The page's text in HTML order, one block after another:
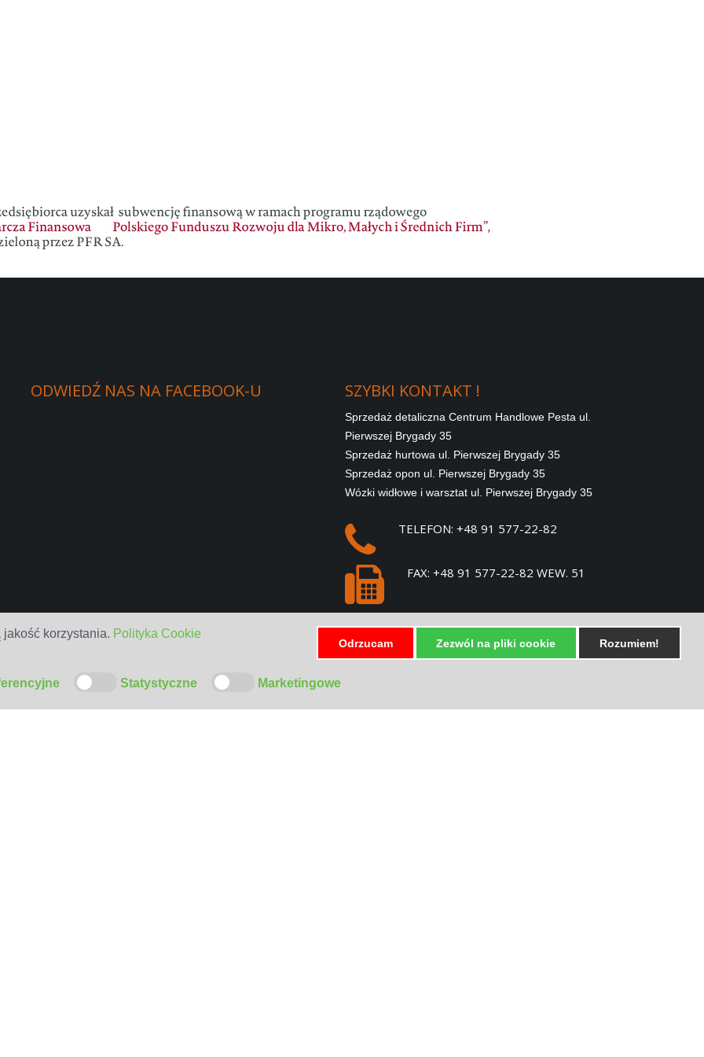
korzystania. Polityka Cookie
Odrzucam Zezwól na pliki cookie Rozumiem!
Statystyczne Marketingowe
ODWIEDŹ NAS NA FACEBOOK-U SZYBKI KONTAKT !
Sprzedaż detaliczna Centrum Handlowe Pesta ul.
Pierwszej Brygady 35
Sprzedaż hurtowa ul. Pierwszej Brygady 35
Sprzedaż opon ul. Pierwszej Brygady 35
Wózki widłowe i warsztat ul. Pierwszej Brygady 35
TELEFON: +48 91 577-22-82
FAX: +48 91 577-22-82 WEW. 51
E-MAIL:SPRZEDAZ@PESTA.COM.PL
LOGOWANIE DO POCZTY